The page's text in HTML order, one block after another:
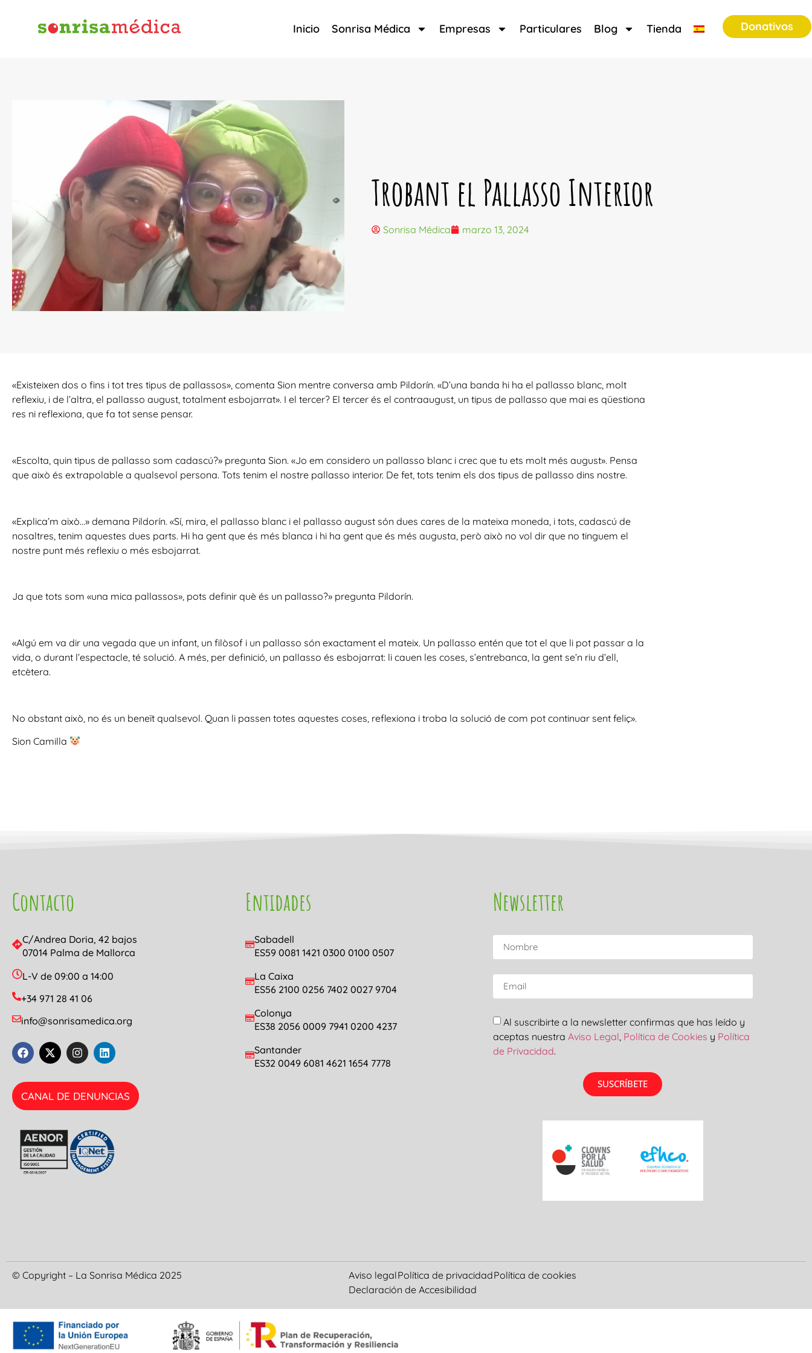
Inicio Sonrisa Médica Empresas Particulares Blog Tienda Donativos
Trobant el Pallasso Interior
Sonrisa Médica marzo 13, 2024
«Existeixen dos o fins i tot tres tipus de pallassos», comenta Sion mentre conversa amb Pildorín. «D’una banda hi ha el pallasso blanc, molt
reflexiu, i de l’altra, el pallasso august, totalment esbojarrat». I el tercer? El tercer és el contraaugust, un tipus de pallasso que mai es qüestiona
res ni reflexiona, que fa tot sense pensar.
«Escolta, quin tipus de pallasso som cadascú?» pregunta Sion. «Jo em considero un pallasso blanc i crec que tu ets molt més august». Pensa
que això és extrapolable a qualsevol persona. Tots tenim el nostre pallasso interior. De fet, tots tenim els dos tipus de pallasso dins nostre.
«Explica’m això…» demana Pildorín. «Sí, mira, el pallasso blanc i el pallasso august són dues cares de la mateixa moneda, i tots, cadascú de
nosaltres, tenim aquestes dues parts. Hi ha gent que és més blanca i hi ha gent que és més augusta, però això no vol dir que no tinguem el
nostre punt més reflexiu o més esbojarrat.
Ja que tots som «una mica pallassos», pots definir què és un pallasso?» pregunta Pildorín.
«Algú em va dir una vegada que un infant, un filòsof i un pallasso són exactament el mateix. Un pallasso entén que tot el que li pot passar a la
vida, o durant l’espectacle, té solució. A més, per definició, un pallasso és esbojarrat: li cauen les coses, s’entrebanca, la gent se’n riu d’ell,
etcètera.
No obstant això, no és un beneït qualsevol. Quan li passen totes aquestes coses, reflexiona i troba la solució de com pot continuar sent feliç».
Sion Camilla
Contacto
C/Andrea Doria, 42 bajos
07014 Palma de Mallorca
L-V de 09:00 a 14:00
+34 971 28 41 06
info@sonrisamedica.org
CANAL DE DENUNCIAS
Entidades
Sabadell
ES59 0081 1421 0300 0100 0507
La Caixa
ES56 2100 0256 7402 0027 9704
Colonya
ES38 2056 0009 7941 0200 4237
Santander
ES32 0049 6081 4621 1654 7778
Newsletter
Al suscribirte a la newsletter confirmas que has leído y
aceptas nuestraAviso Legal Política de Cookies y Política
de Privacidad.
SUSCRÍBETE
© Copyright – La Sonrisa Médica 2025 Aviso legalPolítica de privacidadPolítica de cookies
Declaración de Accesibilidad